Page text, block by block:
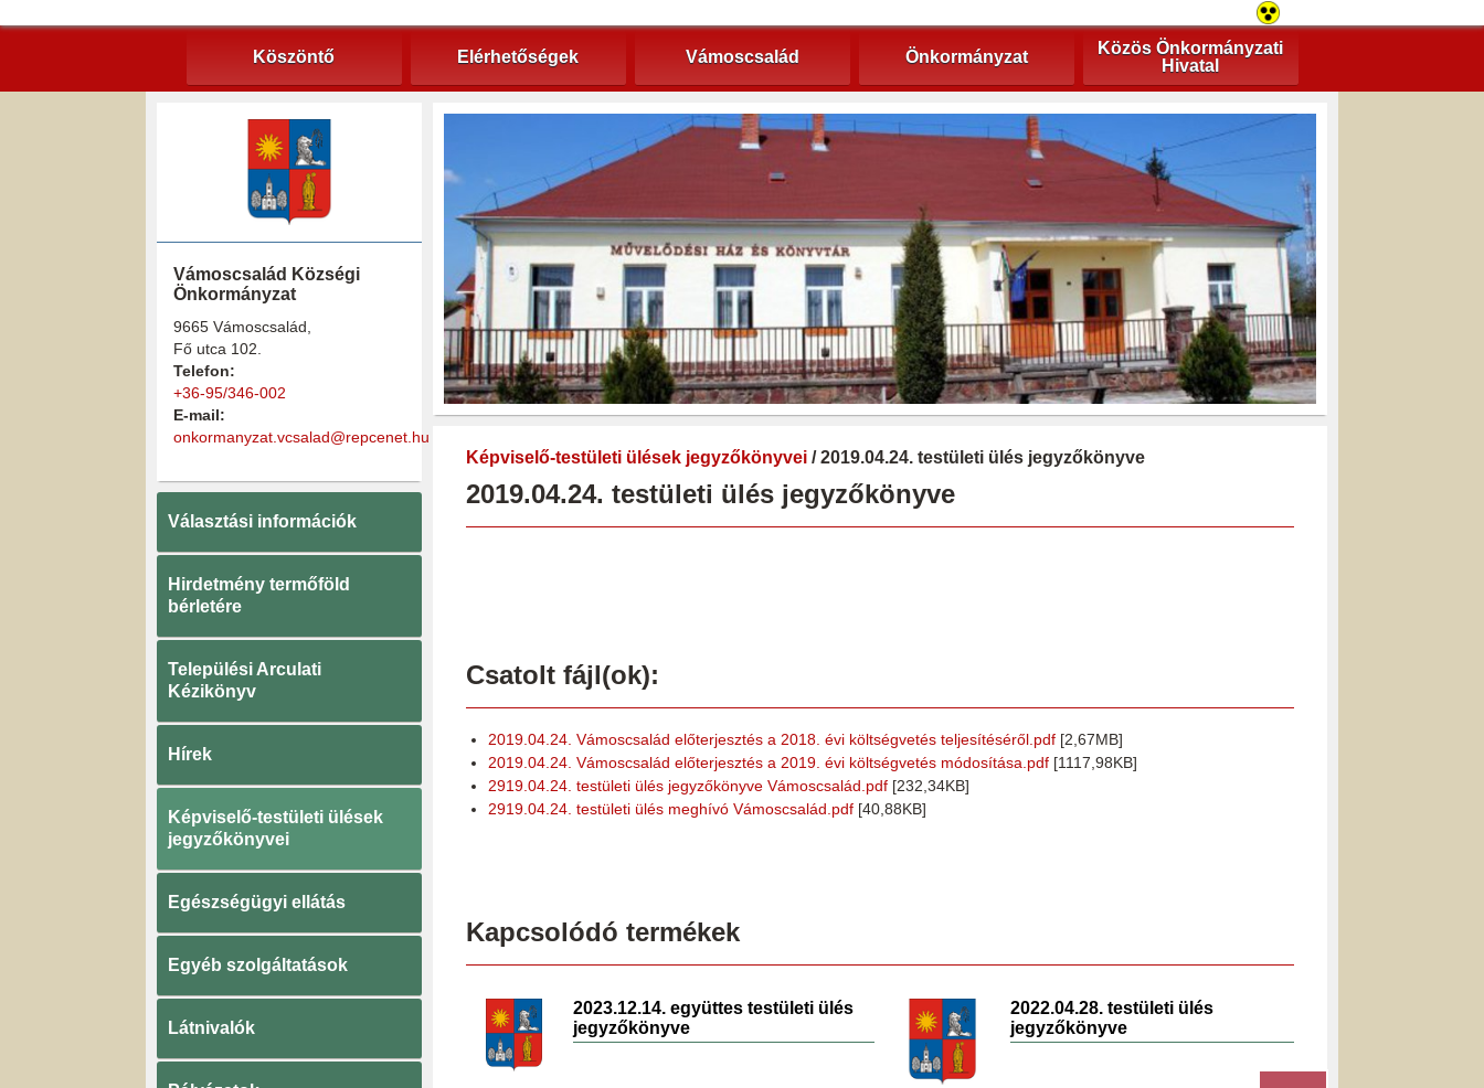
Köszöntő Elérhetőségek Vámoscsalád Önkormányzat
Közös Önkormányzati
Hivatal
Vámoscsalád Községi
Önkormányzat
9665 Vámoscsalád,
Fő utca 102.
Telefon:
+36-95/346-002
E-mail:
onkormanyzat.vcsalad@repcenet.hu
Választási információk
Hirdetmény termőföld
bérletére
Települési Arculati
Kézikönyv
Hírek
Képviselő-testületi ülések
jegyzőkönyvei
Egészségügyi ellátás
Egyéb szolgáltatások
Látnivalók
Képviselő-testületi ülések jegyzőkönyvei / 2019.04.24. testületi ülés jegyzőkönyve
2019.04.24. testületi ülés jegyzőkönyve
Csatolt fájl(ok):
2019.04.24. Vámoscsalád előterjesztés a 2018. évi költségvetés teljesítéséről.pdf [2,67MB]
2019.04.24. Vámoscsalád előterjesztés a 2019. évi költségvetés módosítása.pdf [1117,98KB]
2919.04.24. testületi ülés jegyzőkönyve Vámoscsalád.pdf [232,34KB]
2919.04.24. testületi ülés meghívó Vámoscsalád.pdf [40,88KB]
Kapcsolódó termékek
2023.12.14. együttes testületi ülés
jegyzőkönyve
2022.04.28. testületi ülés
jegyzőkönyve